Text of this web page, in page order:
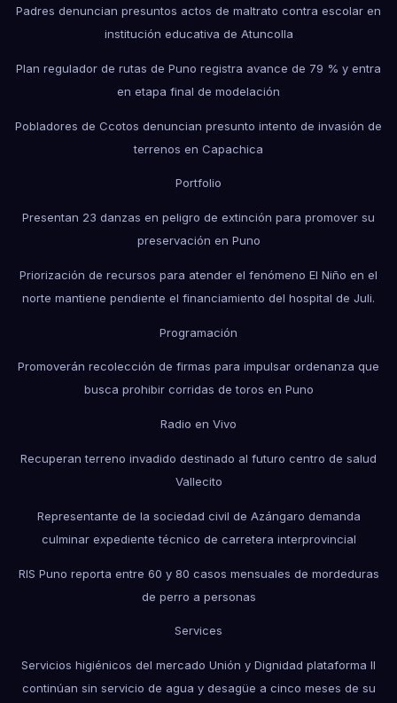
Padres denuncian presuntos actos de maltrato contra escolar en
institución educativa de Atuncolla
Plan regulador de rutas de Puno registra avance de 79 % y entra
en etapa final de modelación
Pobladores de Ccotos denuncian presunto intento de invasión de
terrenos en Capachica
Portfolio
Presentan 23 danzas en peligro de extinción para promover su
preservación en Puno
Priorización de recursos para atender el fenómeno El Niño en el
norte mantiene pendiente el financiamiento del hospital de Juli.
Programación
Promoverán recolección de firmas para impulsar ordenanza que
busca prohibir corridas de toros en Puno
Radio en Vivo
Recuperan terreno invadido destinado al futuro centro de salud
Vallecito
Representante de la sociedad civil de Azángaro demanda
culminar expediente técnico de carretera interprovincial
RIS Puno reporta entre 60 y 80 casos mensuales de mordeduras
de perro a personas
Services
Servicios higiénicos del mercado Unión y Dignidad plataforma II
continúan sin servicio de agua y desagüe a cinco meses de su